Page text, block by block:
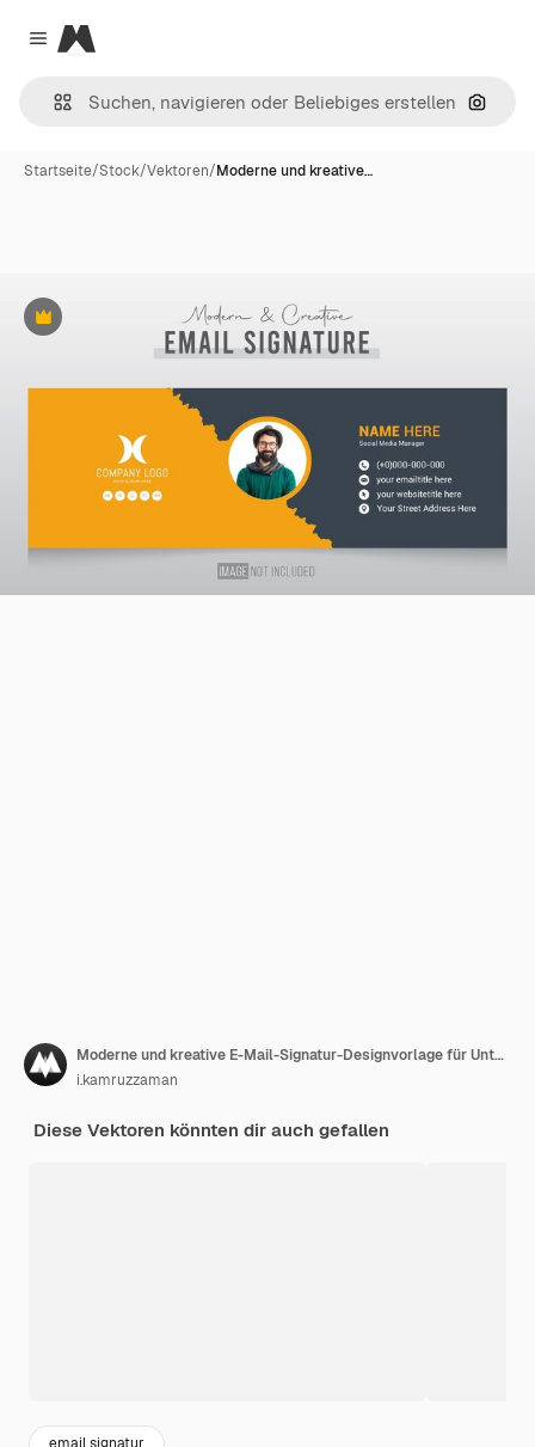
Close menu
Magnific
Nach
Startseite/Stock/Vektoren/Moderne und kreative…
Premium
Moderne und kreative E-Mail-Signatur-Designvorlage für Unternehmen
i.kamruzzaman
Diese Vektoren könnten dir auch gefallen